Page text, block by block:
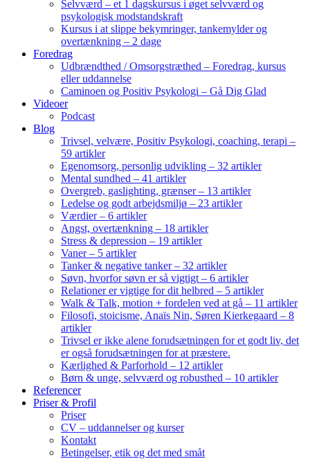
Selvværd – et 1 dagskursus i øget selvværd og
psykologisk modstandskraft
Kursus i at slippe bekymringer, tankemylder og
overtænkning – 2 dage
Foredrag
Udbrændthed / Omsorgstræthed – Foredrag, kursus
eller uddannelse
Caminoen og Positiv Psykologi – Gå Dig Glad
Videoer
Podcast
Blog
Trivsel, velvære, Positiv Psykologi, coaching, terapi –
59 artikler
Egenomsorg, personlig udvikling – 32 artikler
Mental sundhed – 41 artikler
Overgreb, gaslighting, grænser – 13 artikler
Ledelse og godt arbejdsmiljø – 23 artikler
Værdier – 6 artikler
Angst, overtænkning – 18 artikler
Stress & depression – 19 artikler
Vaner – 5 artikler
Tanker & negative tanker – 32 artikler
Søvn, hvorfor søvn er så vigtigt – 6 artikler
Relationer er vigtige for dit helbred – 5 artikler
Walk & Talk, motion + fordelen ved at gå – 11 artikler
Filosofi, stoicisme, Anaïs Nin, Søren Kierkegaard – 8
artikler
Trivsel er ikke alene forudsætningen for et godt liv, det
er også forudsætningen for at præstere.
Kærlighed & Parforhold – 12 artikler
Børn & unge, selvværd og robusthed – 10 artikler
Referencer
Priser & Profil
Priser
CV – uddannelser og kurser
Kontakt
Betingelser, etik og det med småt